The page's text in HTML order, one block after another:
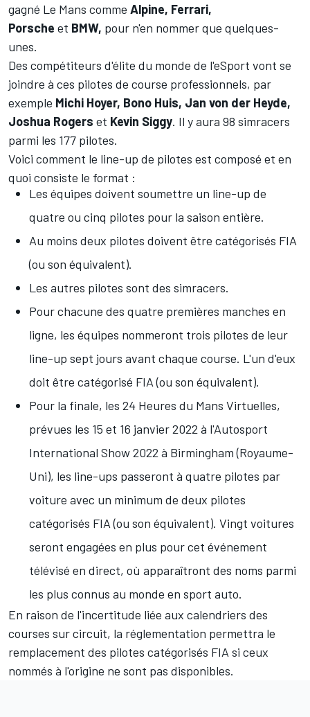
gagné Le Mans comme Alpine, Ferrari,
Porsche et BMW, pour n'en nommer que quelques-
unes.
Des compétiteurs d'élite du monde de l'eSport vont se
joindre à ces pilotes de course professionnels, par
exemple Michi Hoyer, Bono Huis, Jan von der Heyde,
Joshua Rogers et Kevin Siggy. Il y aura 98 simracers
parmi les 177 pilotes.
Voici comment le line-up de pilotes est composé et en
quoi consiste le format :
Les équipes doivent soumettre un line-up de
quatre ou cinq pilotes pour la saison entière.
Au moins deux pilotes doivent être catégorisés FIA
(ou son équivalent).
Les autres pilotes sont des simracers.
Pour chacune des quatre premières manches en
ligne, les équipes nommeront trois pilotes de leur
line-up sept jours avant chaque course. L'un d'eux
doit être catégorisé FIA (ou son équivalent).
Pour la finale, les 24 Heures du Mans Virtuelles,
prévues les 15 et 16 janvier 2022 à l'Autosport
International Show2022 à Birmingham (Royaume-
Uni), les line-ups passeront à quatre pilotes par
voiture avec un minimum de deux pilotes
catégorisés FIA (ou son équivalent). Vingt voitures
seront engagées en plus pour cet événement
télévisé en direct, où apparaîtront des noms parmi
les plus connus au monde en sport auto.
En raison de l'incertitude liée aux calendriers des
courses sur circuit, la réglementation permettra le
remplacement des pilotes catégorisés FIA si ceux
nommés à l'origine ne sont pas disponibles.